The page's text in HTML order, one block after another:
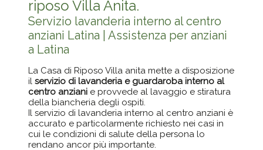
riposo Villa Anita.
Servizio lavanderia interno al centro
anziani Latina | Assistenza per anziani
a Latina
La Casa di Riposo Villa anita mette a disposizione
ilservizio di lavanderia e guardaroba interno al
centro anziani e provvede al lavaggio e stiratura
della biancheria degli ospiti.
Il servizio di lavanderia interno al centro anziani è
accurato e particolarmente richiesto nei casi in
cui le condizioni di salute della persona lo
rendano ancor più importante.